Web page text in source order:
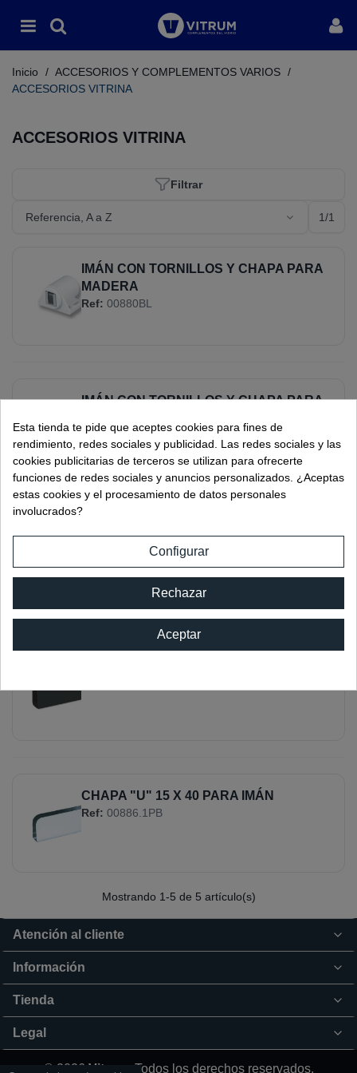
Inicio / ACCESORIOS Y COMPLEMENTOS VARIOS /
ACCESORIOS VITRINA
ACCESORIOS VITRINA
Filtrar
Referencia, A a Z 1/1
IMÁN CON TORNILLOS Y CHAPA PARA
MADERA
Ref: 00880BL
IMÁN CON TORNILLOS Y CHAPA PARA
Ref:00880MA
00885NE
CHAPA "U" 15 X 40 PARA IMÁN
Ref: 00886.1PB
Mostrando 1-5 de 5 artículo(s)
Atención al cliente
Información
Tienda
Legal
© 2026 Vitrum. Todos los derechos reservados.
Esta tienda te pide que aceptes cookies para fines de
rendimiento, redes sociales y publicidad. Las redes sociales y las
cookies publicitarias de terceros se utilizan para ofrecerte
funciones de redes sociales y anuncios personalizados. ¿Aceptas
estas cookies y el procesamiento de datos personales
involucrados?
Configurar
Rechazar
Aceptar